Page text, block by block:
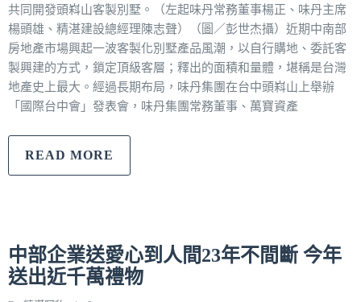
共同開發頭嵙山客製別墅。（左起味丹常務董事楊正、味丹主席
楊頭雄、精湛建設總經理陳志聲）（圖／彭世杰攝）近期中南部
房地產市場興起一波客製化別墅產品風潮，以自行購地、委託客
製興建的方式，鎖定頂級客層；釋出的面積和量體，堪稱是台灣
地產史上最大。經過長期布局，味丹集團在台中頭嵙山上舉辦
「國際台中會」發表會，味丹集團常務董事、萬寶資產
READ MORE
中部企業送愛心到人間23年不間斷 今年
送出近千萬禮物